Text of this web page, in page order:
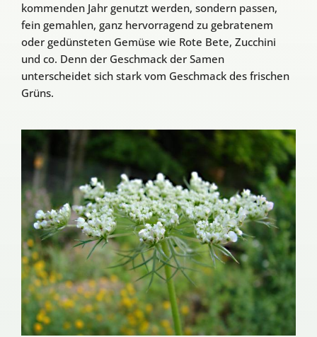
kommenden Jahr genutzt werden, sondern passen,
fein gemahlen, ganz hervorragend zu gebratenem
oder gedünsteten Gemüse wie Rote Bete, Zucchini
und co. Denn der Geschmack der Samen
unterscheidet sich stark vom Geschmack des frischen
Grüns.